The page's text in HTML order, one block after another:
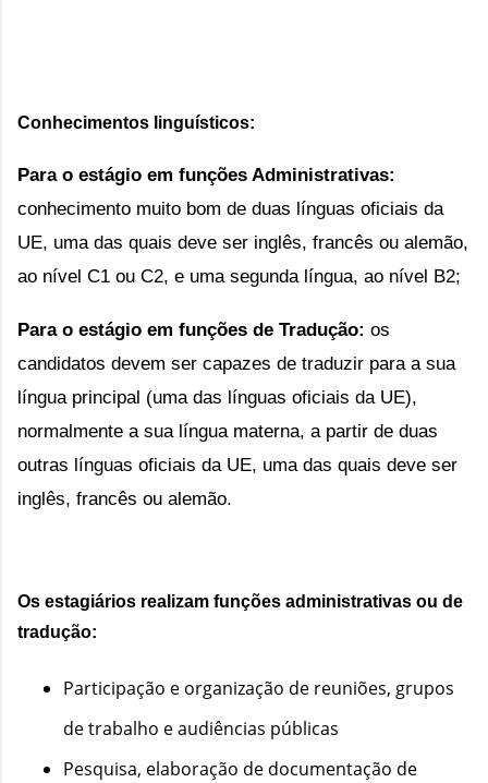
Conhecimentos linguísticos:
Para o estágio em funções Administrativas:
conhecimento muito bom de duas línguas oficiais da
UE, uma das quais deve ser inglês, francês ou alemão,
ao nível C1 ou C2, e uma segunda língua, ao nível B2;
Para o estágio em funções de Tradução: os
candidatos devem ser capazes de traduzir para a sua
língua principal (uma das línguas oficiais da UE),
normalmente a sua língua materna, a partir de duas
outras línguas oficiais da UE, uma das quais deve ser
inglês, francês ou alemão.
Os estagiários realizam funções administrativas ou de
tradução:
Participação e organização de reuniões, grupos
de trabalho e audiências públicas
Pesquisa, elaboração de documentação de